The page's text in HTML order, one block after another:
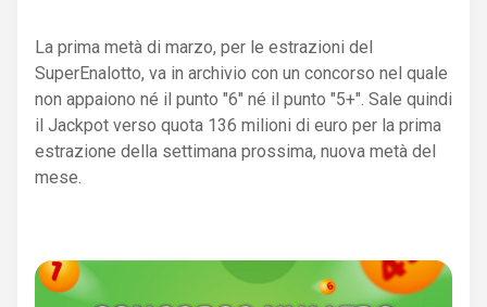
La prima metà di marzo, per le estrazioni del
SuperEnalotto, va in archivio con un concorso nel quale
non appaiono né il punto "6" né il punto "5+". Sale quindi
il Jackpot verso quota 136 milioni di euro per la prima
estrazione della settimana prossima, nuova metà del
mese.